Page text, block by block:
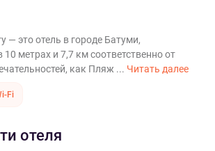
— это отель в городе Батуми,
метрах и 7,7 км соответственно от
как Пляж ... Читать далее
Fi
отеля